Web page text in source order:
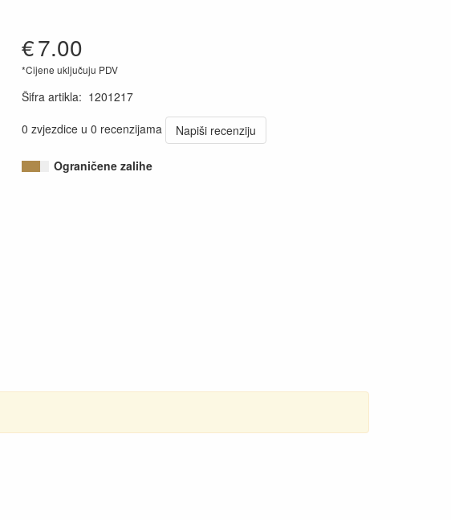
€7.00
*Cijene uključuju PDV
Šifra artikla: 1201217
0 zvjezdice u 0 recenzijama
Napiši recenziju
Ograničene zalihe